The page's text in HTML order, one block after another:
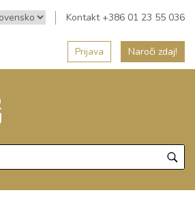
Kontakt +386 01 23 55 036
Prijava Naroči zdaj!